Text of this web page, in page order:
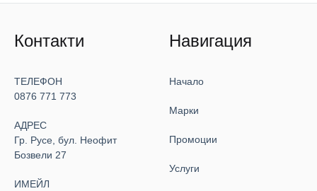
Контакти
ТЕЛЕФОН
0876 771 773
АДРЕС
Гр. Русе, бул. Неофит
Бозвели 27
ИМЕЙЛ
Навигация
Начало
Марки
Промоции
Услуги